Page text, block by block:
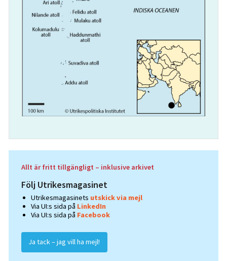
Allt är fritt tillgängligt – inklusive arkivet
Följ Utrikesmagasinet
Utrikesmagasinets utskick via mejl
Via UI:s sida på LinkedIn
Via UI:s sida på Facebook
Ja tack – jag vill ha mejl!